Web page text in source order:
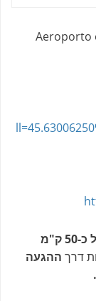
Aeroporto
שמלפנסה ממוקם במרחק של כ-50 ק"מ
דרך ההגעה